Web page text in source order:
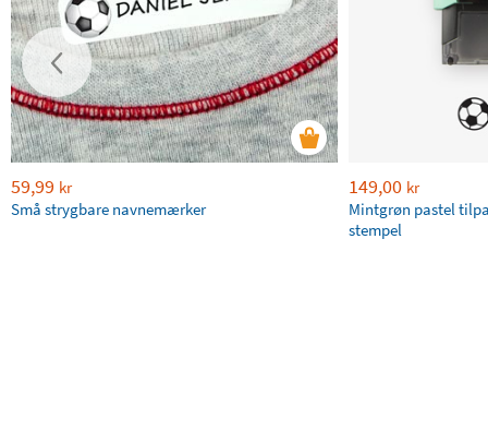
59,99 kr
Små strygbare navnemærker
149,00 kr
Mintgrøn pastel
stempel